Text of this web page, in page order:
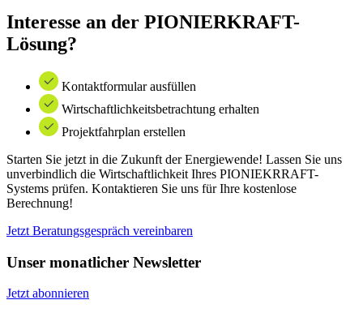
Interesse an der PIONIERKRAFT-
Lösung?
Kontaktformular ausfüllen
Wirtschaftlichkeitsbetrachtung erhalten
Projektfahrplan erstellen
Starten Sie jetzt in die Zukunft der Energiewende! Lassen Sie uns
unverbindlich die Wirtschaftlichkeit Ihres PIONIEKRRAFT-
Systems prüfen. Kontaktieren Sie uns für Ihre kostenlose
Berechnung!
Jetzt Beratungsgespräch vereinbaren
Unser monatlicher Newsletter
Jetzt abonnieren